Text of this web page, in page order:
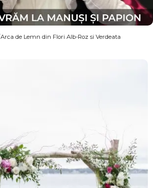
Arca de Lemn din Flori Alb-Roz si Verdeata